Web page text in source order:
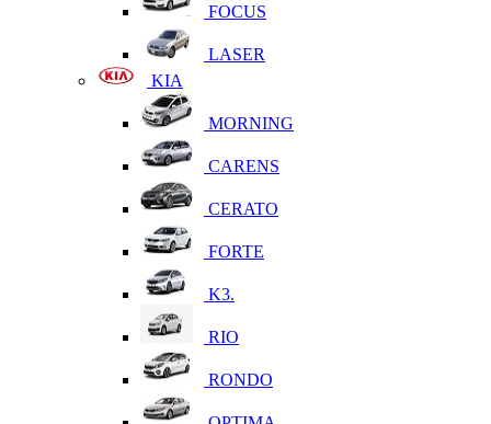
FOCUS
LASER
KIA
MORNING
CARENS
CERATO
FORTE
K3.
RIO
RONDO